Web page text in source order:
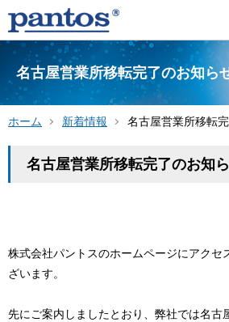
名古屋営業所移転完了のお知ら
ホーム 新着情報 名古屋営業所移転
名古屋営業所移転完了のお知
株式会社パントスのホームページにアクセ
ざいます。
先にご案内しましたとおり、弊社では名古